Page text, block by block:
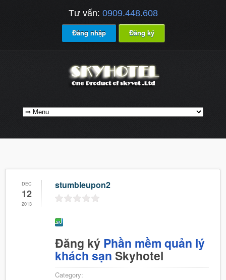
Tư vấn: 0909.448.608
Đăng nhập Đăng ký
DEC
12
2013
stumbleupon2
Đăng ký Phần mềm quản lý
khách sạn Skyhotel
Category: